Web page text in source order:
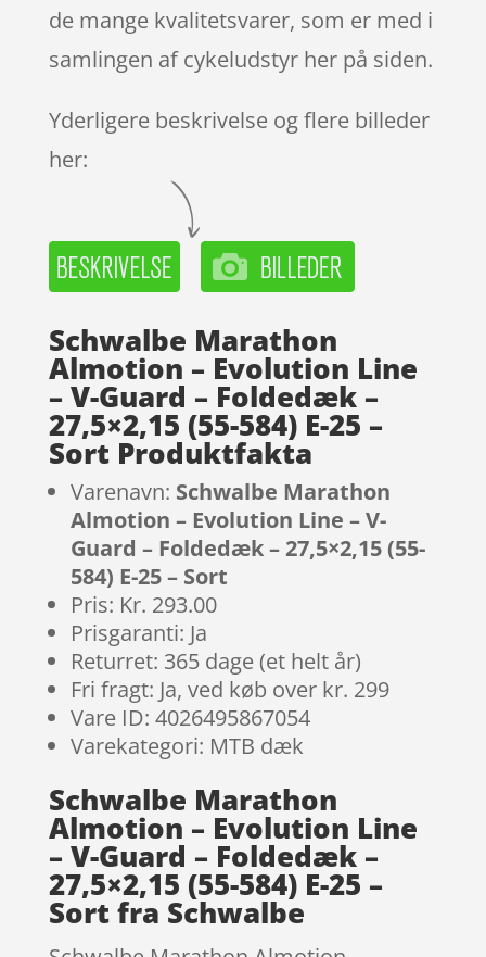
de mange kvalitetsvarer, som er med i
samlingen af cykeludstyr her på siden.
Yderligere beskrivelse og flere billeder
her:
Schwalbe Marathon
Almotion – Evolution Line
– V-Guard – Foldedæk –
27,5×2,15 (55-584) E-25 –
Sort Produktfakta
Varenavn: Schwalbe Marathon
Almotion – Evolution Line – V-
Guard – Foldedæk – 27,5×2,15 (55-
584) E-25 – Sort
Pris: Kr. 293.00
Prisgaranti: Ja
Returret: 365 dage (et helt år)
Fri fragt: Ja, ved køb over kr. 299
Vare ID: 4026495867054
Varekategori: MTB dæk
Schwalbe Marathon
Almotion – Evolution Line
– V-Guard – Foldedæk –
27,5×2,15 (55-584) E-25 –
Sort fra Schwalbe